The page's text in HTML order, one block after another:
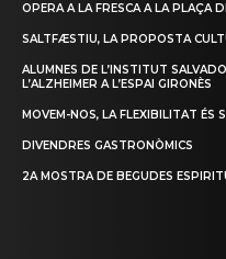
OPERA A LA FRESCA A LA PLAÇA
SALTFÆSTIU, LA PROPOSTA
ALUMNES DE L’INSTITUT
L’ALZHEIMER A L’ESPAI GIRONÈS
MOVEM-NOS, LA FLEXIBILITAT ÉS
DIVENDRES GASTRONÒMICS
2A MOSTRA DE BEGUDES